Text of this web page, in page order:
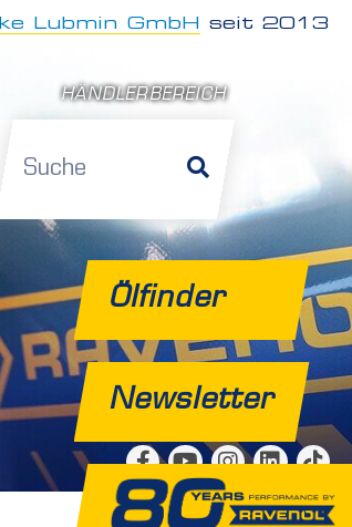
Lubmin GmbH seit 2013
HÄNDLERBEREICH
Ölfinder
Newsletter